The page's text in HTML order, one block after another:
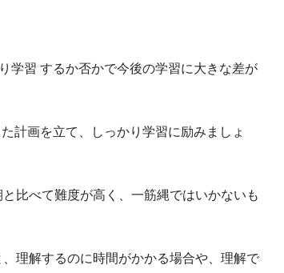
学習 するか否かで今後の学習に大きな差が
計画を立て、しっかり学習に励みましょ
比べて難度が高く、一筋縄ではいかないも
理解するのに時間がかかる場合や、理解で